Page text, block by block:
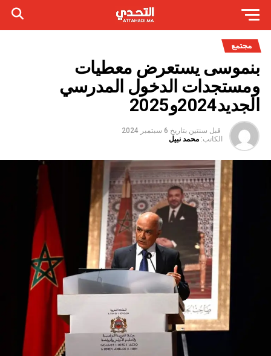
مجتمع
بنموسى يستعرض معطيات
ومستجدات الدخول المدرسي
الجديد2024و2025
قبل سنتين بتاريخ 6 سبتمبر 2024
الكاتب: محمد نبيل